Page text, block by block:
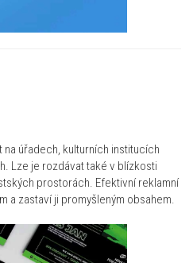
úřadech, kulturních institucích
Lze je rozdávat také v blízkosti
prostorách. Efektivní reklamní
a zastaví ji promyšleným obsahem.